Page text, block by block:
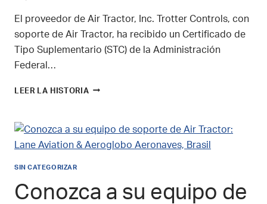
El proveedor de Air Tractor, Inc. Trotter Controls, con
soporte de Air Tractor, ha recibido un Certificado de
Tipo Suplementario (STC) de la Administración
Federal…
LEER LA HISTORIA PRIMERA
FRDS
GEN
UN
SIN CATEGORIZAR
Conozca a su equipo de